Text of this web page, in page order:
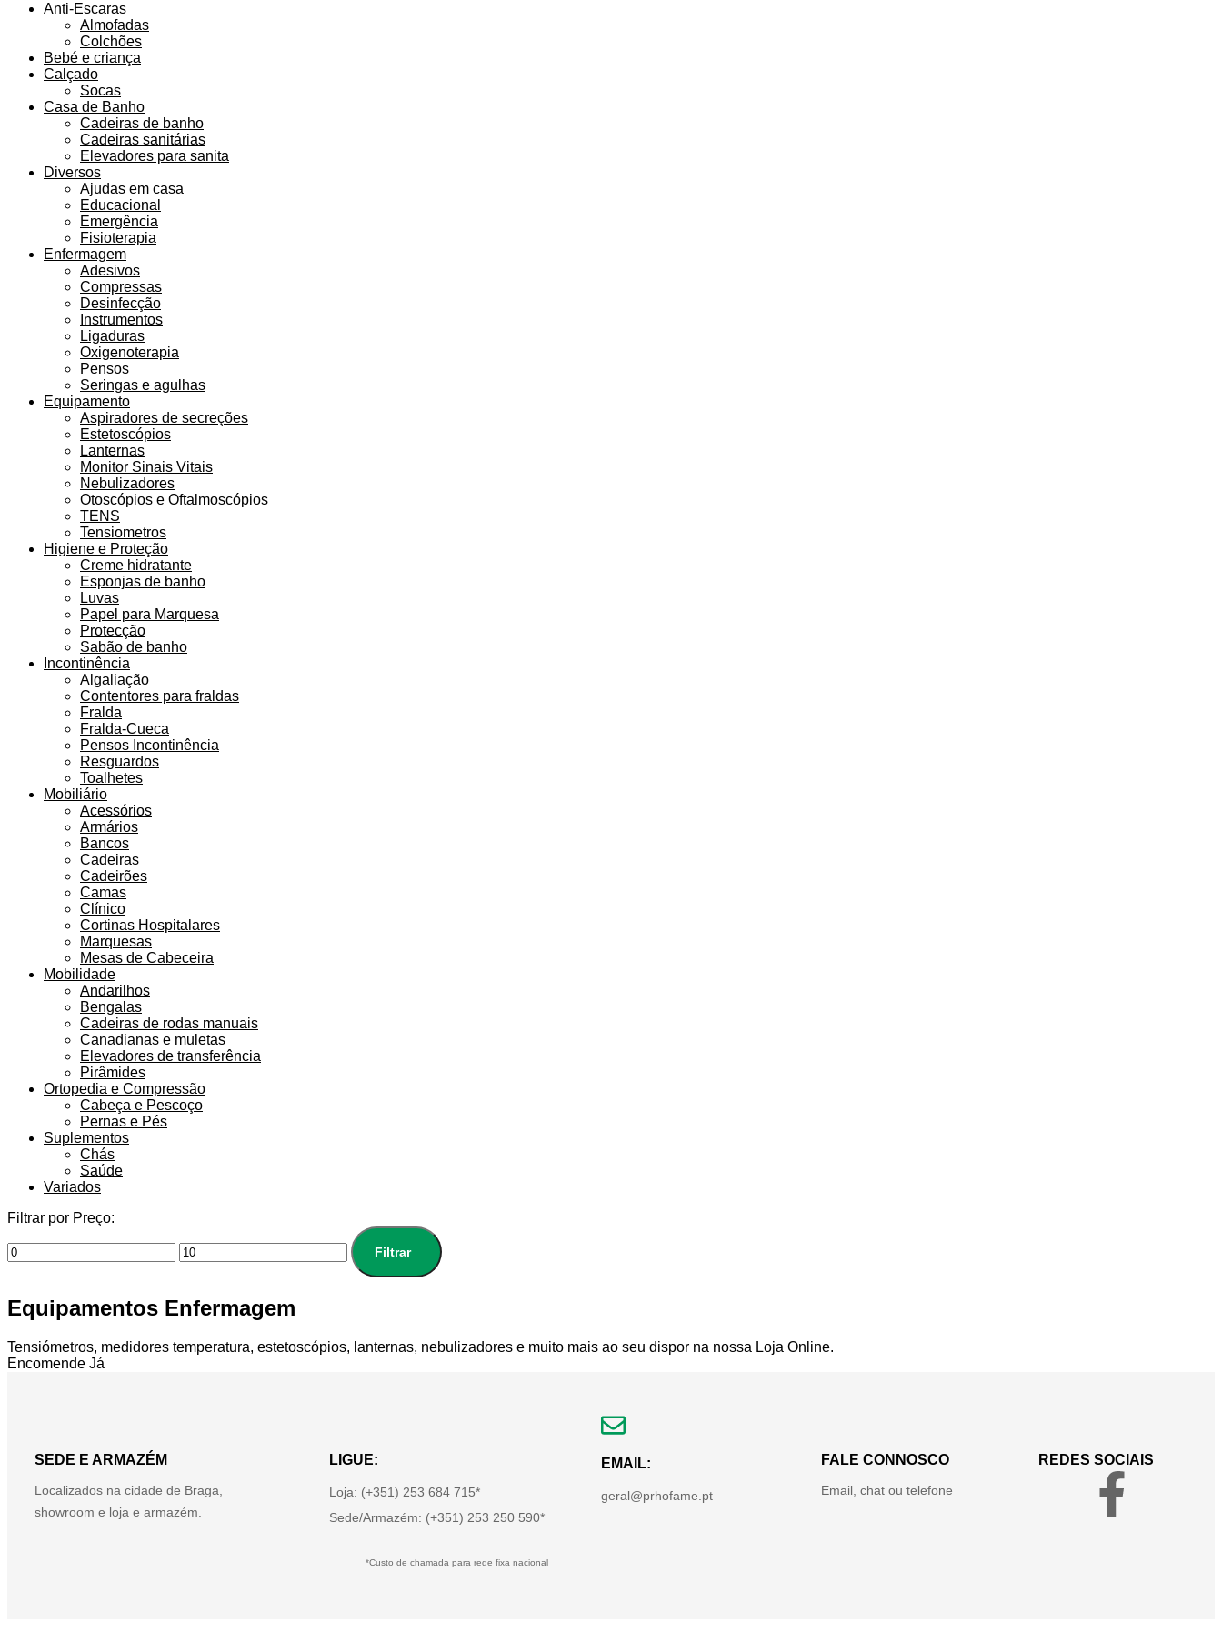
Anti-Escaras
Almofadas
Colchões
Bebé e criança
Calçado
Socas
Casa de Banho
Cadeiras de banho
Cadeiras sanitárias
Elevadores para sanita
Diversos
Ajudas em casa
Educacional
Emergência
Fisioterapia
Enfermagem
Adesivos
Compressas
Desinfecção
Instrumentos
Ligaduras
Oxigenoterapia
Pensos
Seringas e agulhas
Equipamento
Aspiradores de secreções
Estetoscópios
Lanternas
Monitor Sinais Vitais
Nebulizadores
Otoscópios e Oftalmoscópios
TENS
Tensiometros
Higiene e Proteção
Creme hidratante
Esponjas de banho
Luvas
Papel para Marquesa
Protecção
Sabão de banho
Incontinência
Algaliação
Contentores para fraldas
Fralda
Fralda-Cueca
Pensos Incontinência
Resguardos
Toalhetes
Mobiliário
Acessórios
Armários
Bancos
Cadeiras
Cadeirões
Camas
Clínico
Cortinas Hospitalares
Marquesas
Mesas de Cabeceira
Mobilidade
Andarilhos
Bengalas
Cadeiras de rodas manuais
Canadianas e muletas
Elevadores de transferência
Pirâmides
Ortopedia e Compressão
Cabeça e Pescoço
Pernas e Pés
Suplementos
Chás
Saúde
Variados
Filtrar por Preço:
Filtrar
Equipamentos Enfermagem
Tensiómetros, medidores temperatura, estetoscópios, lanternas, nebulizadores e muito mais ao seu dispor na nossa Loja Online.
Encomende Já
SEDE E ARMAZÉM
Localizados na cidade de Braga,
showroom e loja e armazém.
LIGUE:
Loja: (+351) 253 684 715*
Sede/Armazém: (+351) 253 250 590*
*Custo de chamada para rede fixa nacional
EMAIL:
geral@prhofame.pt
FALE CONNOSCO
Email, chat ou telefone
REDES SOCIAIS